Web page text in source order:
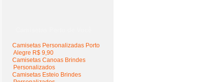
Camisetas Personalizadas Porto
Alegre R$ 9,90
Camisetas Canoas Brindes
Personalizados
Camisetas Esteio Brindes